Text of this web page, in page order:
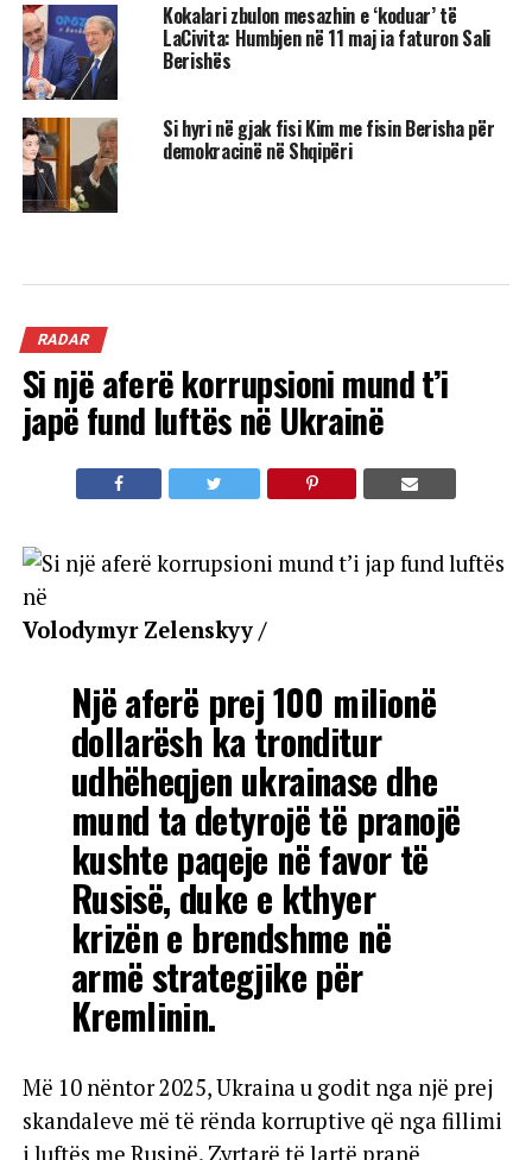
Kokalari zbulon mesazhin e ‘koduar’ të
LaCivita: Humbjen në 11 maj ia faturon Sali
Berishës
Si hyri në gjak fisi Kim me fisin Berisha për
demokracinë në Shqipëri
RADAR
Si një aferë korrupsioni mund t’i
japë fund luftës në Ukrainë
Volodymyr Zelenskyy /
Një aferë prej 100 milionë
dollarësh ka tronditur
udhëheqjen ukrainase dhe
mund ta detyrojë të pranojë
kushte paqeje në favor të
Rusisë, duke e kthyer
krizën e brendshme në
armë strategjike për
Kremlinin.
Më 10 nëntor 2025, Ukraina u godit nga një prej
skandaleve më të rënda korruptive që nga fillimi
i luftës me Rusinë. Zyrtarë të lartë pranë